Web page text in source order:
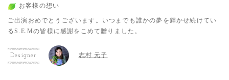
お客様の想い
ご出演おめでとうございます。いつまでも誰かの夢を輝かせ続けてい
るS.E.Mの皆様に感謝をこめて贈りました。
Designer 志村 元子